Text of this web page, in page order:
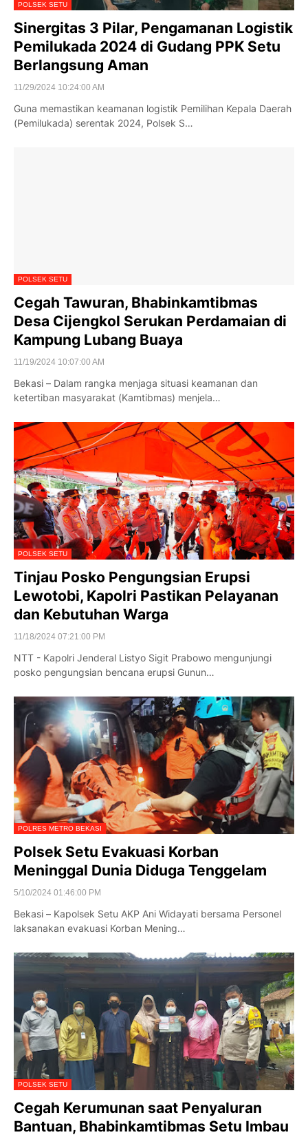
POLSEK SETU
Sinergitas 3 Pilar, Pengamanan Logistik
Pemilukada 2024 di Gudang PPK Setu
Berlangsung Aman
11/29/2024 10:24:00 AM
Guna memastikan keamanan logistik Pemilihan Kepala Daerah
(Pemilukada) serentak 2024, Polsek S…
POLSEK SETU
Cegah Tawuran, Bhabinkamtibmas
Desa Cijengkol Serukan Perdamaian di
Kampung Lubang Buaya
11/19/2024 10:07:00 AM
Bekasi – Dalam rangka menjaga situasi keamanan dan
ketertiban masyarakat (Kamtibmas) menjela…
POLSEK SETU
Tinjau Posko Pengungsian Erupsi
Lewotobi, Kapolri Pastikan Pelayanan
dan Kebutuhan Warga
11/18/2024 07:21:00 PM
NTT - Kapolri Jenderal Listyo Sigit Prabowo mengunjungi
posko pengungsian bencana erupsi Gunun…
POLRES METRO BEKASI
Polsek Setu Evakuasi Korban
Meninggal Dunia Diduga Tenggelam
5/10/2024 01:46:00 PM
Bekasi – Kapolsek Setu AKP Ani Widayati bersama Personel
laksanakan evakuasi Korban Mening…
POLSEK SETU
Cegah Kerumunan saat Penyaluran
Bantuan, Bhabinkamtibmas Setu Imbau